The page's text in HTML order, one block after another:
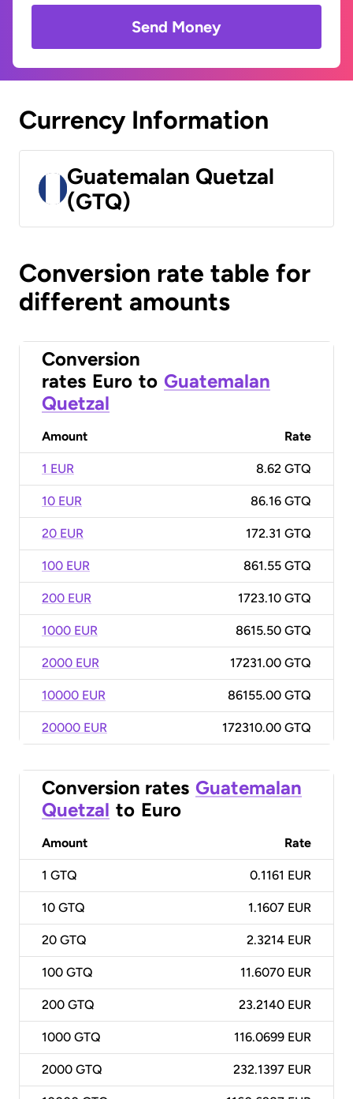
Send Money
Currency Information
Guatemalan Quetzal
(GTQ)
Conversion rate table for
different amounts
Conversion
rates Euro to Guatemalan
Quetzal
Amount Rate
1 EUR 8.62 GTQ
10 EUR 86.16 GTQ
20 EUR 172.31 GTQ
100 EUR 861.55 GTQ
200 EUR 1723.10 GTQ
1000 EUR 8615.50 GTQ
2000 EUR 17231.00 GTQ
10000 EUR 86155.00 GTQ
20000 EUR 172310.00 GTQ
Conversion rates Guatemalan
Quetzal to Euro
Amount Rate
1 GTQ 0.1161 EUR
10 GTQ 1.1607 EUR
20 GTQ 2.3214 EUR
100 GTQ 11.6070 EUR
200 GTQ 23.2140 EUR
1000 GTQ 116.0699 EUR
2000 GTQ 232.1397 EUR